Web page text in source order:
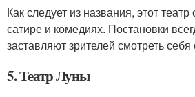
Как следует из названия, этот
сатире и комедиях. Постановки
заставляют зрителей смотреть
5. Театр Луны